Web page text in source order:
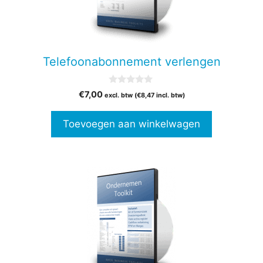
Telefoonabonnement verlengen
v
5
€7,00 excl. btw (€8,47incl. btw)
Toevoegen aan winkelwagen